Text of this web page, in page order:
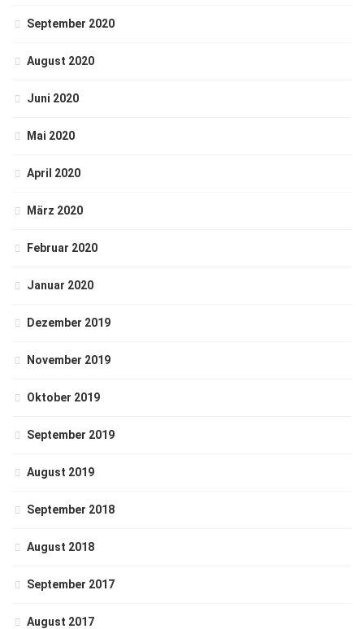
September 2020
August 2020
Juni 2020
Mai 2020
April 2020
März 2020
Februar 2020
Januar 2020
Dezember 2019
November 2019
Oktober 2019
September 2019
August 2019
September 2018
August 2018
September 2017
August 2017